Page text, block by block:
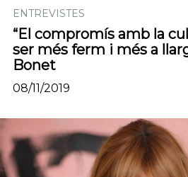
ENTREVISTES
“El compromís amb la
ser més ferm i més a
Bonet
08/11/2019